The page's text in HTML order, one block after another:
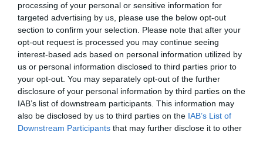
processing of your personal or sensitive information for
targeted advertising by us, please use the below opt-out
section to confirm your selection. Please note that after your
opt-out request is processed you may continue seeing
interest-based ads based on personal information utilized by
us or personal information disclosed to third parties prior to
your opt-out. You may separately opt-out of the further
disclosure of your personal information by third parties on the
IAB’s list of downstream participants. This information may
also be disclosed by us to third parties on the IAB’s List of
Downstream Participants that may further disclose it to other